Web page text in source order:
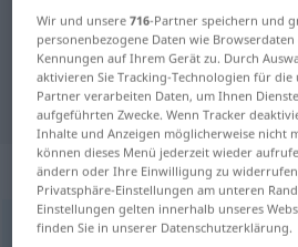
Deutsch-Schwedisch
für "ständig"
"ständig" Schwedisch
„ständig“: Adjektiv,
ständig adj
Wir und unsere716-Partner speichern und
personenbezogene Daten wie
Kennungen auf Ihrem Gerät zu. Durch
aktivieren Sie Tracking-Technologien für
Partner verarbeiten Daten, um Ihnen
aufgeführten Zwecke. Wenn Tracker
Inhalte und Anzeigen möglicherweise nicht
können dieses Menü jederzeit wieder
ändern oder Ihre Einwilligung zu
Privatsphäre-Einstellungen am unteren
Einstellungen gelten innerhalb unseres
finden Sie in unserer Datenschutzerklärung.